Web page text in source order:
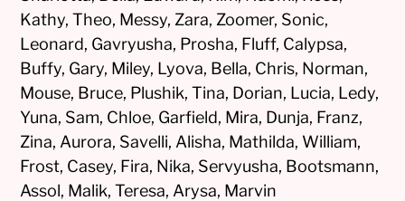
Kathy, Theo, Messy, Zara, Zoomer, Sonic,
Leonard, Gavryusha, Prosha, Fluff, Calypsa,
Buffy, Gary, Miley, Lyova, Bella, Chris, Norman,
Mouse, Bruce, Plushik, Tina, Dorian, Lucia, Ledy,
Yuna, Sam, Chloe, Garfield, Mira, Dunja, Franz,
Zina, Aurora, Savelli, Alisha, Mathilda, William,
Frost, Casey, Fira, Nika, Servyusha, Bootsmann,
Assol, Malik, Teresa, Arysa, Marvin